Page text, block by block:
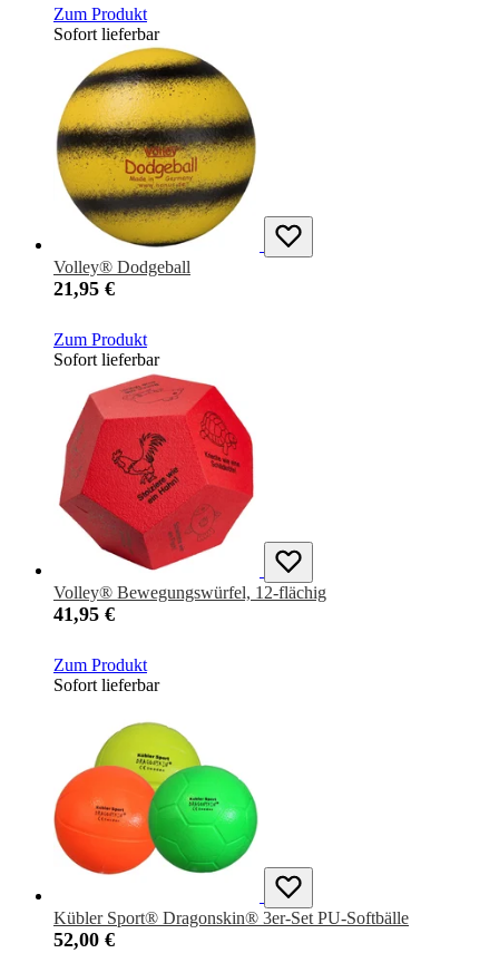
Zum Produkt
Sofort lieferbar
Volley® Dodgeball
21,95 €
Zum Produkt
Sofort lieferbar
Volley® Bewegungswürfel, 12-flächig
41,95 €
Zum Produkt
Sofort lieferbar
Kübler Sport® Dragonskin® 3er-Set PU-Softbälle
52,00 €